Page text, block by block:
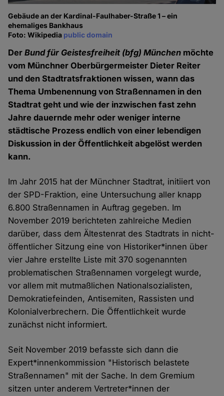
Gebäude an der Kardinal-Faulhaber-Straße 1 – ein
ehemaliges Bankhaus
Foto: Wikipedia public domain
DerBund für Geistesfreiheit (bfg) München möchte
vom Münchner Oberbürgermeister Dieter Reiter
und den Stadtratsfraktionen wissen, wann das
Thema Umbenennung von Straßennamen in den
Stadtrat geht und wie der inzwischen fast zehn
Jahre dauernde mehr oder weniger interne
städtische Prozess endlich von einer lebendigen
Diskussion in der Öffentlichkeit abgelöst werden
kann.
Im Jahr 2015 hat der Münchner Stadtrat, initiiert von
der SPD-Fraktion, eine Untersuchung aller knapp
6.800 Straßennamen in Auftrag gegeben. Im
November 2019 berichteten zahlreiche Medien
darüber, dass dem Ältestenrat des Stadtrats in nicht-
öffentlicher Sitzung eine von Historiker*innen über
vier Jahre erstellte Liste mit 370 sogenannten
problematischen Straßennamen vorgelegt wurde,
vor allem mit mutmaßlichen Nationalsozialisten,
Demokratiefeinden, Antisemiten, Rassisten und
Kolonialverbrechern. Die Öffentlichkeit wurde
zunächst nicht informiert.
Seit November 2019 befasste sich dann die
Expert*innenkommission "Historisch belastete
Straßennamen" mit der Sache. In dem Gremium
sitzen unter anderem Vertreter*innen der